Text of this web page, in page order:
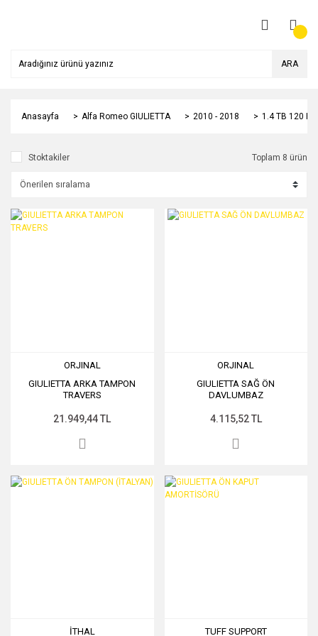
ARA
Anasayfa Alfa Romeo GIULIETTA 2010 - 2018 1.4 TB 120 HP
Stoktakiler Toplam 8 ürün
ORJINAL
GIULIETTA ARKA TAMPON
TRAVERS
21.949,44 TL
ORJINAL
GIULIETTA SAĞ ÖN
DAVLUMBAZ
4.115,52 TL
İTHAL TUFF SUPPORT